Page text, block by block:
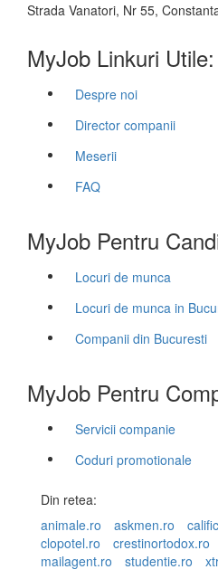
Strada Vanatori, Nr 55,
MyJob Linkuri Utile:
Despre noi
Director companii
Meserii
FAQ
MyJob Pentru
Locuri de munca
Locuri de munca in
Companii din Bucuresti
MyJob Pentru
Servicii companie
Coduri promotionale
Din retea:
animale.ro
askmen.ro
clopotel.ro
crestinortodox.ro
mailagent.ro
studentie.ro